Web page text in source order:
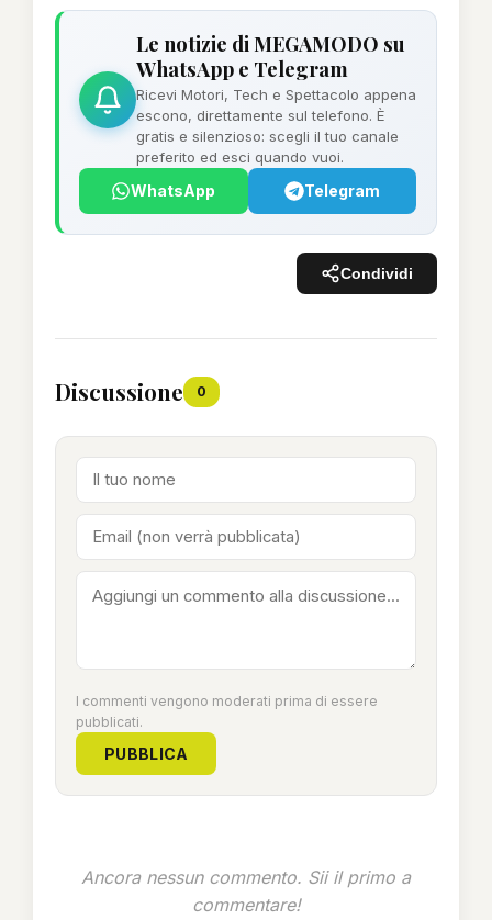
Le notizie di MEGAMODO su
WhatsApp e Telegram
Ricevi Motori, Tech e Spettacolo appena
escono, direttamente sul telefono. È
gratis e silenzioso: scegli il tuo canale
preferito ed esci quando vuoi.
WhatsApp Telegram
Condividi
Discussione 0
I commenti vengono moderati prima di essere
pubblicati.
PUBBLICA
Ancora nessun commento. Sii il primo a
commentare!